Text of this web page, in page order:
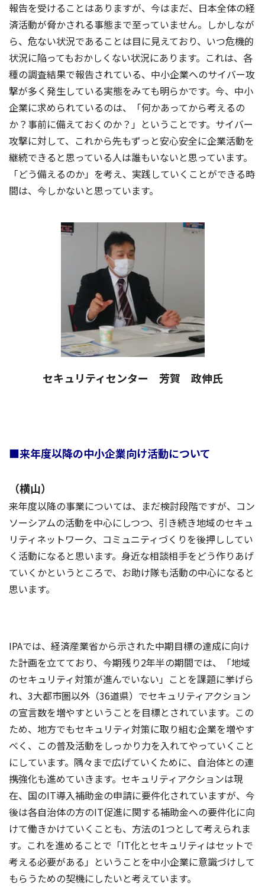
報告を受けることはありますが、今はまだ、日本全体の経
済活動が脅かされる事態まで至っていません。しかしなが
ら、危ない状況であることは目に見えており、いつ危機的
状況に陥ってもおかしくない状況にあります。これは、各
種の調査結果で報告されている、中小企業へのサイバー攻
撃が多く発生している実態をみても明らかです。今、中小
企業に求められているのは、「何かあってから考えるの
か？事前に備えておくのか？」ということです。サイバー
攻撃に対して、これから先もずっと安心安全に企業活動を
継続できると思っている人は誰もいないと思っています。
「どう備えるのか」を考え、実践していくことができる時
間は、今しかないと思っています。
セキュリティセンター 芳賀 政伸氏
■来年度以降の中小企業向け活動について
（横山）
来年度以降の事業については、まだ検討段階ですが、コン
ソーシアムの活動を中心にしつつ、引き続き地域のセキュ
リティネットワーク、コミュニティづくりを後押ししてい
く活動になると思います。身近な相談相手をどう作りあげ
ていくかというところで、お助け隊も活動の中心になると
思います。
IPAでは、経済産業省から示された中期目標の達成に向け
た計画を立てており、今期残り2年半の期間では、「地域
のセキュリティ対策が進んでいない」ことを課題に挙げら
れ、3大都市圏以外（36道県）でセキュリティアクション
の宣言数を増やすということを目標とされています。この
ため、地方でもセキュリティ対策に取り組む企業を増やす
べく、この普及活動をしっかり力を入れてやっていくこと
にしています。隅々まで広げていくために、自治体との連
携強化も進めていきます。セキュリティアクションは現
在、国のIT導入補助金の申請に要件化されていますが、今
後は各自治体の方のIT促進に関する補助金への要件化に向
けて働きかけていくことも、方法の1つとして考えられま
す。これを進めることで「IT化とセキュリティはセットで
考える必要がある」ということを中小企業に意識づけして
もらうための契機にしたいと考えています。